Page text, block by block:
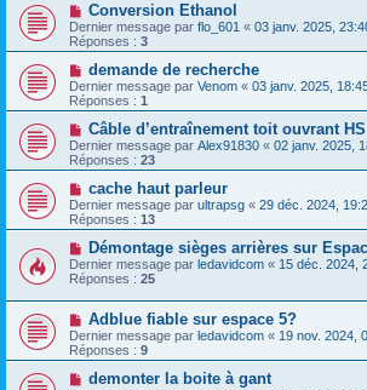
Conversion Ethanol
Dernier message par flo_601 « 03 janv. 2025,
Réponses : 3
demande de recherche
Dernier message par Venom « 03 janv. 2025,
Réponses : 1
Câble d’entraînement toit ouvrant HS
Dernier message par Alex91830 « 02 janv. 2025,
Réponses : 23
cache haut parleur
Dernier message par ultrapsg « 29 déc. 2024,
Réponses : 13
Démontage sièges arrières sur
Dernier message par ledavidcom « 15 déc. 2024,
Réponses : 25
Adblue fiable sur espace 5?
Dernier message par ledavidcom « 19 nov. 2024,
Réponses : 9
demonter la boite à gant